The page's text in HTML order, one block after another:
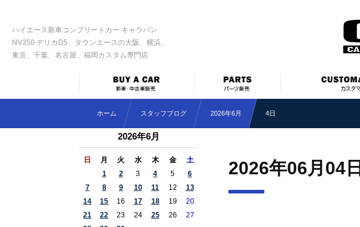
ハイエース新車コンプリートカー キャラバン
NV350 デリカD5、タウンエースの大阪、横浜、
東京、千葉、名古屋、福岡カスタム専門店
ホーム スタッフブログ 2026年6月 4日
2026年06月04日
2026年6月
日 月 火 水 木 金 土
1 2 3 4 5
6
7
8 9 10 11 12
13
14
15 16 17 18 19
20
21
22 23 24 25 26
27